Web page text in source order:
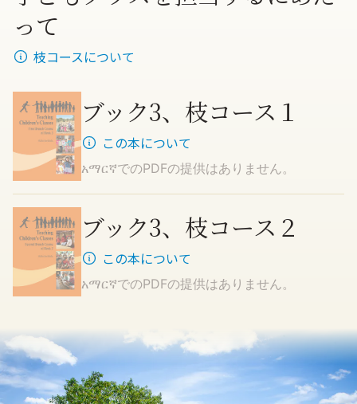
って
枝コースについて
ブック3、枝コース１
この本について
አማርኛでのPDFの提供はありません。
ブック3、枝コース２
この本について
አማርኛでのPDFの提供はありません。